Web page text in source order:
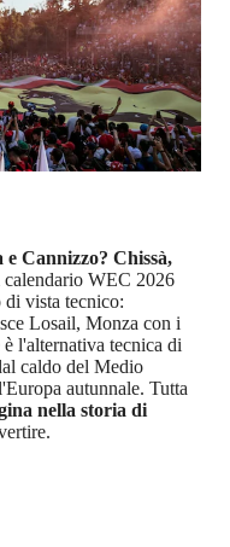
Cannizzo? Chissà,
WEC 2026
di vista tecnico:
Losail, Monza con i
l'alternativa tecnica di
caldo del Medio
autunnale. Tutta
nella storia di